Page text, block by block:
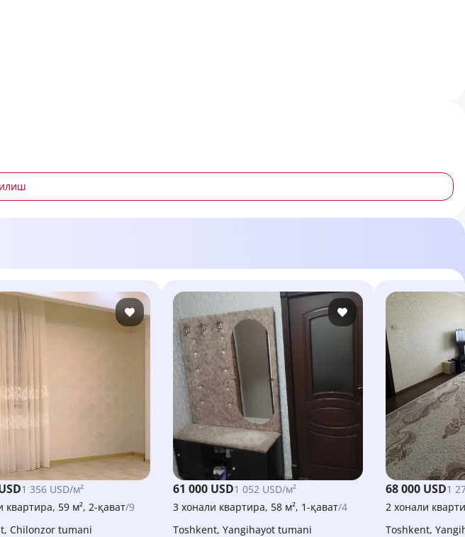
1 356 USD/м²
квартира, 59 м², 2-қават/9
Chilonzor tumani
61 000 USD1 052 USD/м²
3 хонали квартира, 58 м², 1-қават/4
Toshkent, Yangihayot tumani
68 000 USD1
2 хонали
Toshkent,